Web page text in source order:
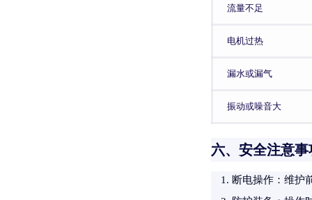
流量不足
电机过热
漏水或漏气
振动或噪音大
六、安全注意事
断电操作 ：维护